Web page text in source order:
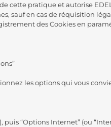
cette pratique et autorise
sauf en cas de réquisition
des Cookies en
les options qui vous
puis “Options Internet” (ou